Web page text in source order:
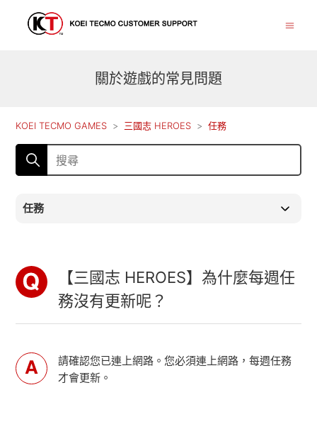
關於遊戲的常見問題
KOEI TECMO GAMES 三國志 HEROES 任務
任務
【三國志 HEROES】為什麼每週任
務沒有更新呢？
請確認您已連上網路。您必須連上網路，每週任務
才會更新。